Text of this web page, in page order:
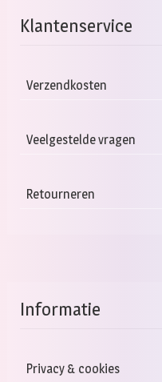
Klantenservice
Verzendkosten
Veelgestelde vragen
Retourneren
Informatie
Privacy & cookies